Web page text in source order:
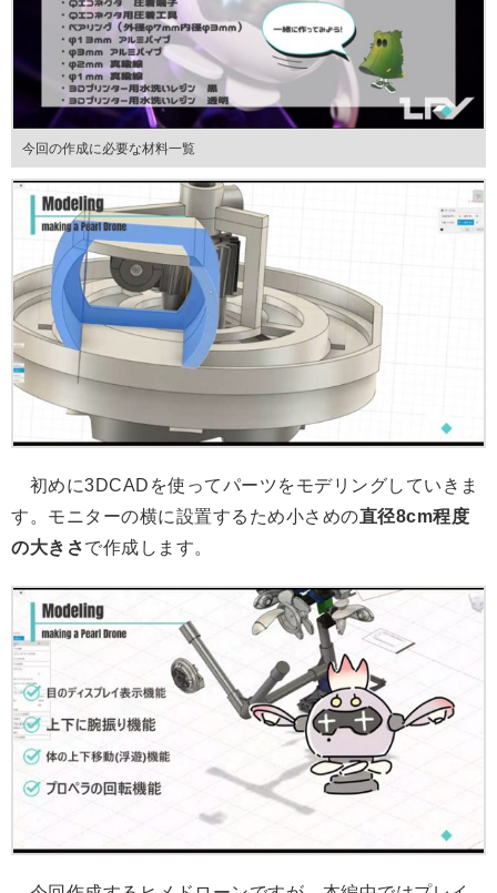
今回の作成に必要な材料一覧
初めに3DCADを使ってパーツをモデリングしていきま
す。モニターの横に設置するため小さめの直径8cm程度
の大きさで作成します。